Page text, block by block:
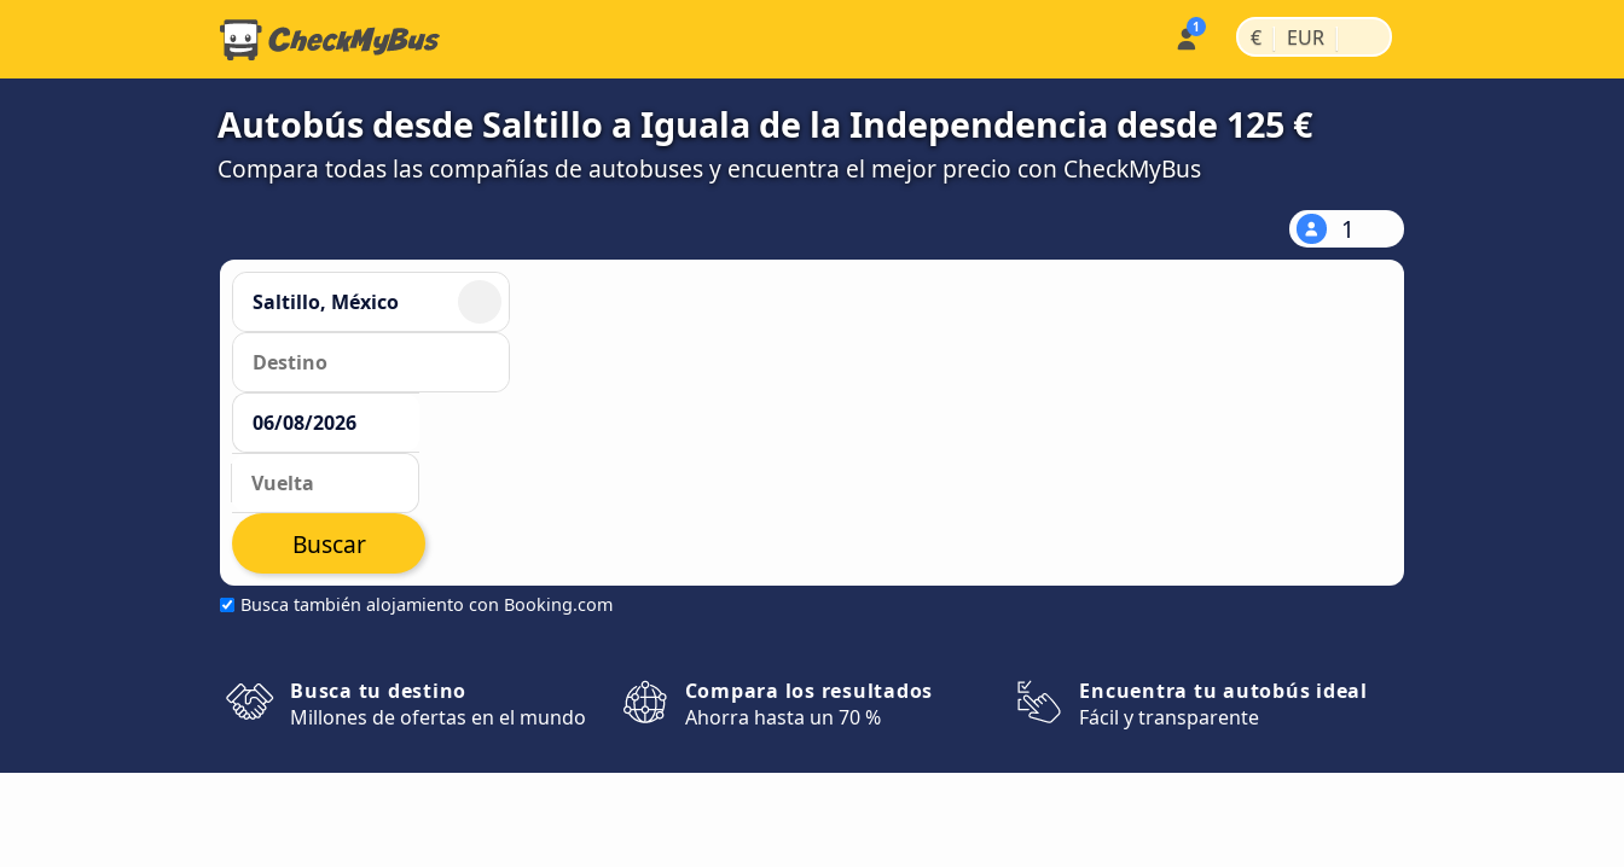
€ | EUR |
Autobús desde Saltillo a Iguala de la Independencia desde 125 €
Compara todas las compañías de autobuses y encuentra el mejor precio con CheckMyBus
1
Busca también alojamiento con Booking.com
Buscar
Busca tu destino
Millones de ofertas en el mundo
Compara los resultados
Ahorra hasta un 70 %
Encuentra tu autobús ideal
Fácil y transparente